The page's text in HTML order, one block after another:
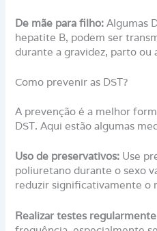
De mãe para filho:Algumas
hepatite B, podem ser
durante a gravidez, parto ou
Como prevenir as DST?
A prevenção é a melhor
DST. Aqui estão algumas
Uso de preservativos: Use
poliuretano durante o sexo
reduzir significativamente o
Realizar testes